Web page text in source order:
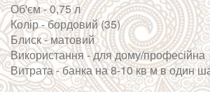
Об'єм - 0,75 л
Колір - бордовий (35)
Блиск - матовий
Використання - для дому/професійна
Витрата - банка на 8-10 кв м в один